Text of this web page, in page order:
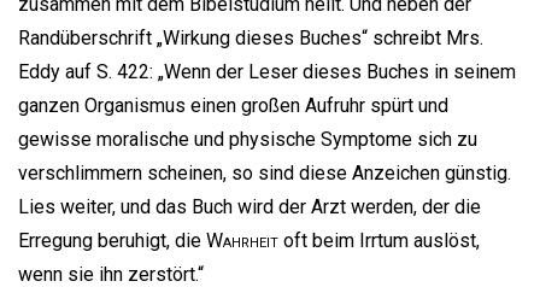
Randüberschrift „Wirkung dieses Buches“ schreibt Mrs.
Eddy auf S. 422: „Wenn der Leser dieses Buches in seinem
ganzen Organismus einen großen Aufruhr spürt und
gewisse moralische und physische Symptome sich zu
verschlimmern scheinen, so sind diese Anzeichen günstig.
Lies weiter, und das Buch wird der Arzt werden, der die
Erregung beruhigt, die Wahrheit oft beim Irrtum auslöst,
wenn sie ihn zerstört.“